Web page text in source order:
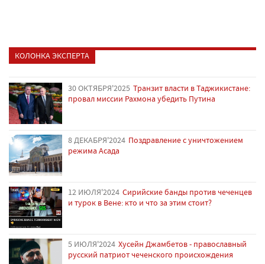
КОЛОНКА ЭКСПЕРТА
30 ОКТЯБРЯ'2025 Транзит власти в Таджикистане:
провал миссии Рахмона убедить Путина
8 ДЕКАБРЯ'2024 Поздравление с уничтожением
режима Асада
12 ИЮЛЯ'2024 Сирийские банды против чеченцев
и турок в Вене: кто и что за этим стоит?
5 ИЮЛЯ'2024 Хусейн Джамбетов - православный
русский патриот чеченского происхождения